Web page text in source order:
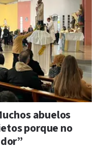
abuelos
porque no